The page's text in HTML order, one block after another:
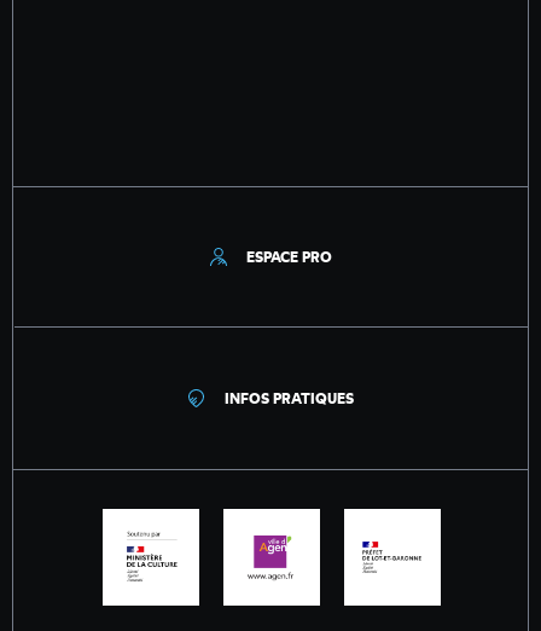
ESPACE PRO
INFOS PRATIQUES